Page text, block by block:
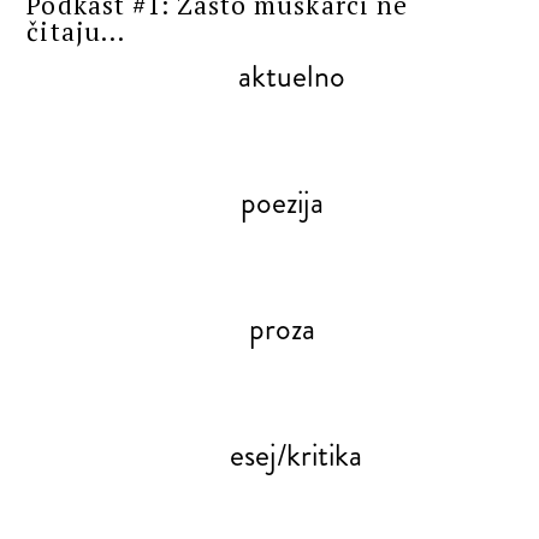
čitaju...
aktuelno
poezija
proza
esej/kritika